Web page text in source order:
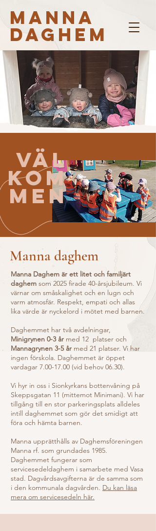
MANNA
DAGHEM
Väl
kom
men
Manna daghem
Manna Daghem är ett litet och familjärt
daghem som 2025 firade 40-årsjubileum. Vi
värnar om småskalighet och en lugn och
varm atmosfär. Respekt, empati och allas
lika värde är nyckelord i mötet med barnen.
Daghemmet har två avdelningar,
Minigrynen 0-3 år med 12 platser och
Mannagrynen 3-5 år med 21 platser. Vi har
ingen förskola. Daghemmet är öppet
vardagar 7.00-17.00 (vid behov 06.30).
Vi hyr in oss i Sionkyrkans bottenvåning på
Skeppsgatan 11 (mittemot Minimani). Vi har
tillgång till en stor parkeringsplats alldeles
intill daghemmet som gör det smidigt att
föra och hämta barnen.
Manna upprätthålls av Daghemsföreningen
Manna rf. som grundades 1985.
Daghemmet fungerar som
servicesedeldaghem i samarbete med Vasa
stad. Dagvårdsavgifterna är de samma som
i den kommunala dagvården. Du kan läsa
mera om servicesedeln här.